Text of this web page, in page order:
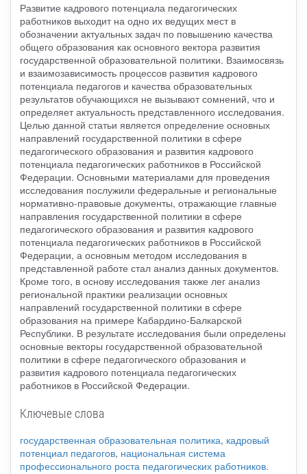
Развитие кадрового потенциала педагогических
работников выходит на одно их ведущих мест в
обозначении актуальных задач по повышению качества
общего образования как основного вектора развития
государственной образовательной политики. Взаимосвязь
и взаимозависимость процессов развития кадрового
потенциала педагогов и качества образовательных
результатов обучающихся не вызывают сомнений, что и
определяет актуальность представленного исследования.
Целью данной статьи является определение основных
направлений государственной политики в сфере
педагогического образования и развития кадрового
потенциала педагогических работников в Российской
Федерации. Основными материалами для проведения
исследования послужили федеральные и региональные
нормативно-правовые документы, отражающие главные
направления государственной политики в сфере
педагогического образования и развития кадрового
потенциала педагогических работников в Российской
Федерации, а основным методом исследования в
представленной работе стал анализ данных документов.
Кроме того, в основу исследования также лег анализ
региональной практики реализации основных
направлений государственной политики в сфере
образования на примере Кабардино-Балкарской
Республики. В результате исследования были определены
основные векторы государственной образовательной
политики в сфере педагогического образования и
развития кадрового потенциала педагогических
работников в Российской Федерации.
Ключевые слова
государственная образовательная политика, кадровый
потенциал педагогов, национальная система
профессионального роста педагогических работников.